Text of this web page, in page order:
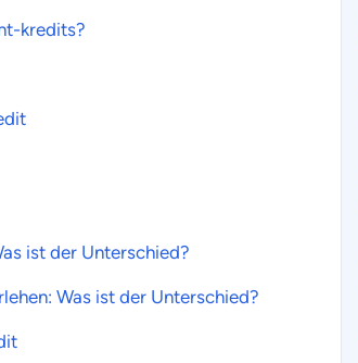
kredits?
ist der Unterschied?
Was ist der Unterschied?